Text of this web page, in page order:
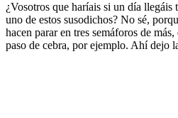
¿Vosotros que haríais si un día llegáis
uno de estos susodichos? No sé,
hacen parar en tres semáforos de
paso de cebra, por ejemplo. Ahí dejo